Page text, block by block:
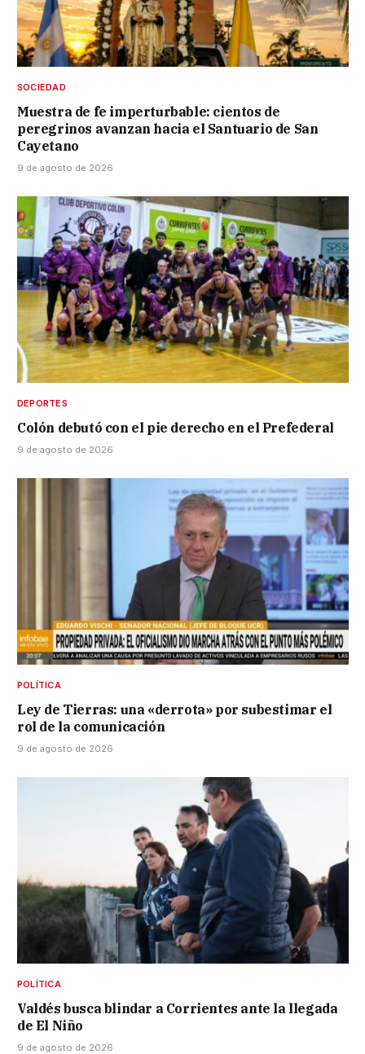
SOCIEDAD
Muestra de fe imperturbable: cientos de
peregrinos avanzan hacia el Santuario de San
Cayetano
9 de agosto de 2026
DEPORTES
Colón debutó con el pie derecho en el Prefederal
9 de agosto de 2026
POLÍTICA
Ley de Tierras: una «derrota» por subestimar el
rol de la comunicación
9 de agosto de 2026
POLÍTICA
Valdés busca blindar a Corrientes ante la llegada
de El Niño
9 de agosto de 2026